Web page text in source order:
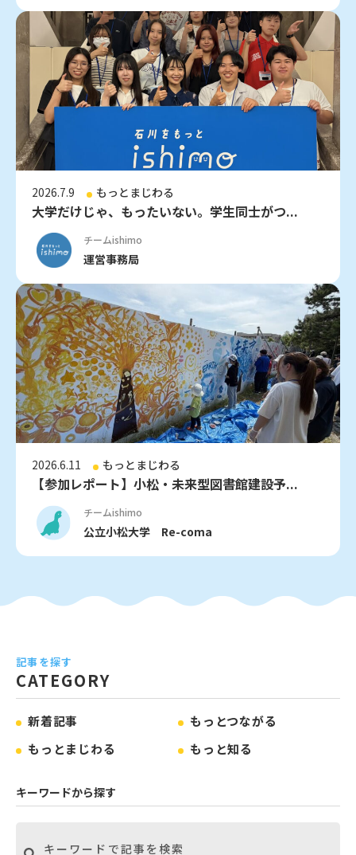
2026.7.9 もっとまじわる
大学だけじゃ、もったいない。学生同士がつ...
チームishimo
運営事務局
2026.6.11 もっとまじわる
【参加レポート】小松・未来型図書館建設予...
チームishimo
公立小松大学 Re-coma
記事を探す
CATEGORY
新着記事
もっとつながる
もっとまじわる
もっと知る
キーワードから探す